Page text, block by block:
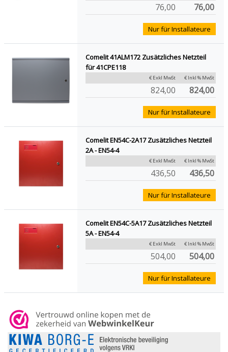
76,00 76,00
Nur für Installateure
Comelit 41ALM172 Zusätzliches Netzteil
für 41CPE118
€ Exkl MwSt € Inkl % MwSt
824,00 824,00
Nur für Installateure
Comelit EN54C-2A17 Zusätzliches Netzteil
2A - EN54-4
€ Exkl MwSt € Inkl % MwSt
436,50 436,50
Nur für Installateure
Comelit EN54C-5A17 Zusätzliches Netzteil
5A - EN54-4
€ Exkl MwSt € Inkl % MwSt
504,00 504,00
Nur für Installateure